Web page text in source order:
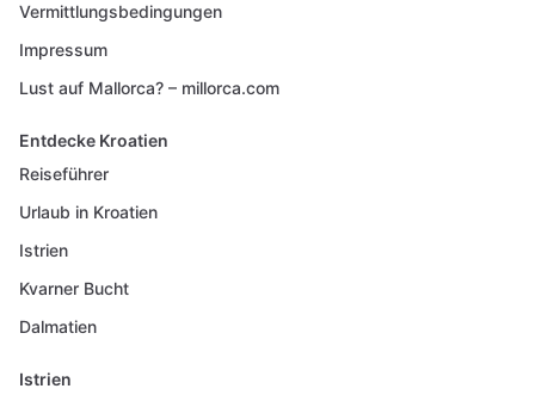
Vermittlungsbedingungen
Impressum
Lust auf Mallorca? – millorca.com
Entdecke Kroatien
Reiseführer
Urlaub in Kroatien
Istrien
Kvarner Bucht
Dalmatien
Istrien